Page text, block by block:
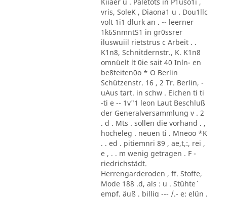
vris, SoleK , Diaona1 u . Dou1llc
volt 1i1 dlurk an . -- leerner
1k6SnmntS1 in gr0ssrer
iluswuiil rietstrus c Arbeit . .
K1n8, Schnitdernstr., K. K1n8
omnüelt lt 0ie sait 40 Inln- en
be8teiten0o * O Berlin
Schützenstr. 16 , 2 Tr. Berlin, -
uAus tart. in schw . Eichen ti ti
-ti e -- 1v"1 leon Laut Beschluß
der Generalversammlung v . 2
. d . Mts . sollen die vorhand . ,
hocheleg . neuen ti . Mneoo *K
. . ed . pitiemnri 89 , ae,t,:, rei ,
e , . . m wenig getragen . F -
riedrichstädt.
Herrengarderoden , ff. Stoffe,
Mode 188 .d, als : u . Stühte´
empf. äuß . billig --- /.- e: elün .